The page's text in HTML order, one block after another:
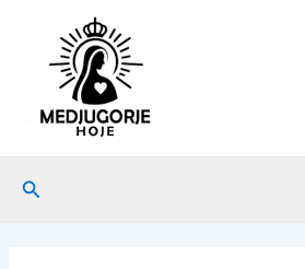
conteúdo
Pesquisar
navigation